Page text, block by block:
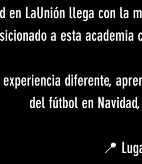
en LaUnión llega con la
a esta academia
diferente,
del fútbol en
📍